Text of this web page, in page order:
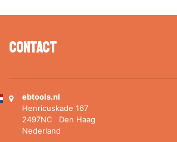
Contact
ebtools.nl
Henricuskade 167
2497NC Den Haag
Nederland